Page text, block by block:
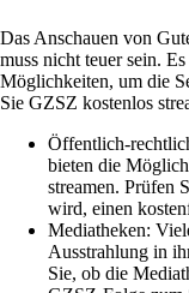
Das Anschauen von
muss nicht teuer sein.
Möglichkeiten, um die
Sie GZSZ kostenlos
Öffentlich-
bieten die
streamen. Prüfen
wird, einen
Mediatheken:
Ausstrahlung in
Sie, ob die